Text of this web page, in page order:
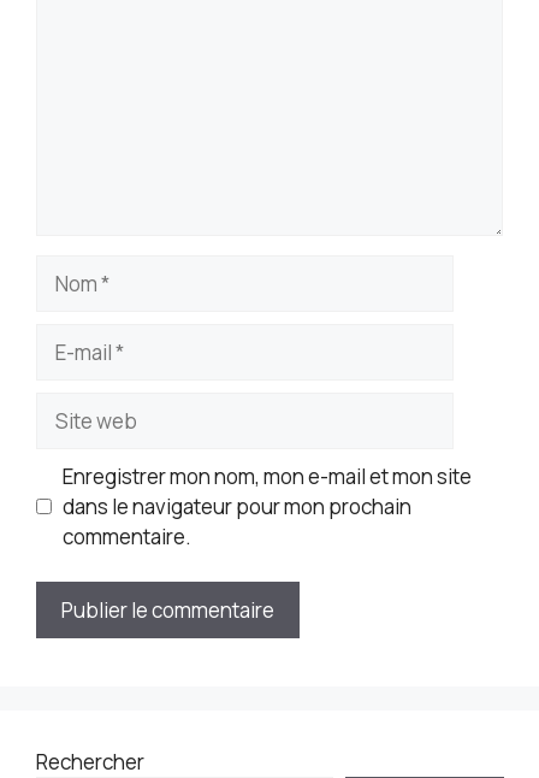
Nom
mail
Site
web
Enregistrer mon nom, mon e-mail et mon site
dans le navigateur pour mon prochain
commentaire.
Rechercher